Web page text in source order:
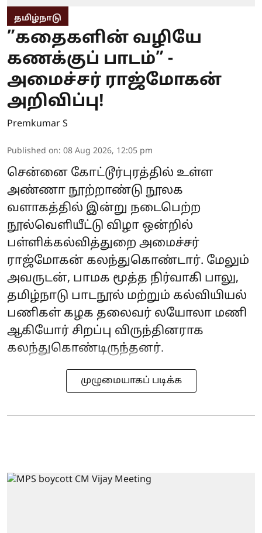
தமிழ்நாடு
”கதைகளின் வழியே
கணக்குப் பாடம்” -
அமைச்சர் ராஜ்மோகன்
அறிவிப்பு!
Premkumar S
Published on: 08 Aug 2026, 12:05 pm
சென்னை கோட்டூர்புரத்தில் உள்ள
அண்ணா நூற்றாண்டு நூலக
வளாகத்தில் இன்று நடைபெற்ற
நூல்வெளியீட்டு விழா ஒன்றில்
பள்ளிக்கல்வித்துறை அமைச்சர்
ராஜ்மோகன் கலந்துகொண்டார். மேலும்
அவருடன், பாமக மூத்த நிர்வாகி பாலு,
தமிழ்நாடு பாடநூல் மற்றும் கல்வியியல்
பணிகள் கழக தலைவர் லயோலா மணி
ஆகியோர் சிறப்பு விருந்தினராக
கலந்துகொண்டிருந்தனர்.
முழுமையாகப் படிக்க